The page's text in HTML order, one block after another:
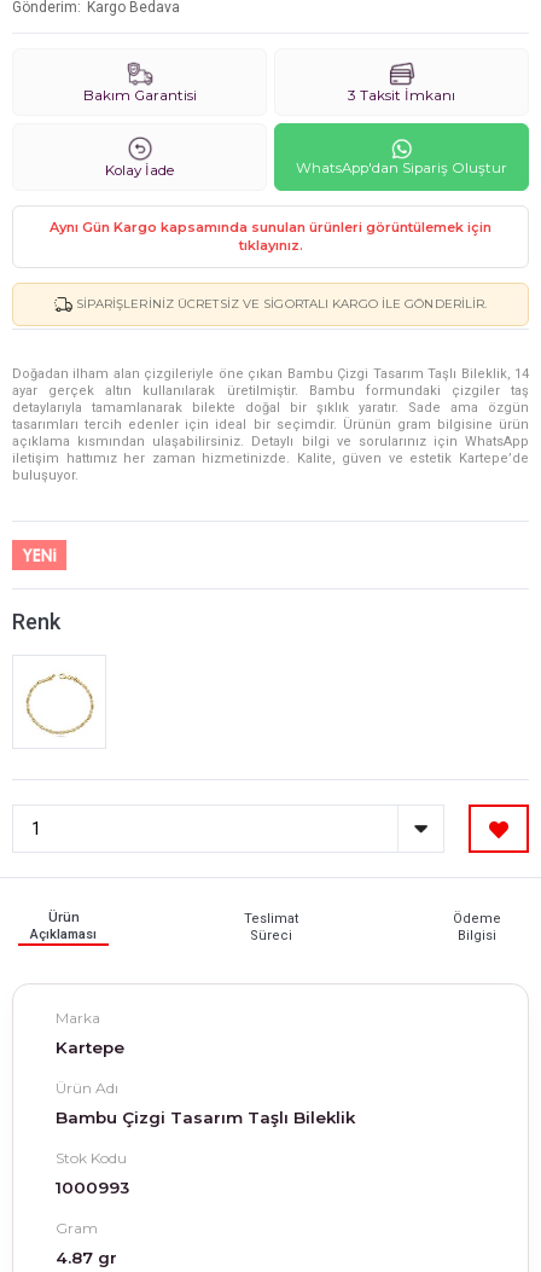
Gönderim
Kargo Bedava
Bakım Garantisi 3 Taksit İmkanı
Kolay İade WhatsApp'dan Sipariş Oluştur
Aynı Gün Kargo kapsamında sunulan ürünleri görüntülemek için
tıklayınız.
SIPARIŞLERINIZ ÜCRETSIZ VE SIGORTALI KARGO ILE GÖNDERILIR.
Doğadan ilham alan çizgileriyle öne çıkan Bambu Çizgi Tasarım Taşlı Bileklik, 14
ayar gerçek altın kullanılarak üretilmiştir. Bambu formundaki çizgiler taş
detaylarıyla tamamlanarak bilekte doğal bir şıklık yaratır. Sade ama özgün
tasarımları tercih edenler için ideal bir seçimdir. Ürünün gram bilgisine ürün
açıklama kısmından ulaşabilirsiniz. Detaylı bilgi ve sorularınız için WhatsApp
iletişim hattımız her zaman hizmetinizde. Kalite, güven ve estetik Kartepe’de
buluşuyor.
Renk
Ürün
Açıklaması
Teslimat
Süreci
Ödeme
Bilgisi
Marka
Kartepe
Ürün Adı
Bambu Çizgi Tasarım Taşlı Bileklik
Stok Kodu
1000993
Gram
4.87 gr